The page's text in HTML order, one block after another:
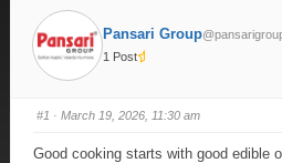
Pansari Group
1 Post
#1 · March 19, 2026, 11:30 am
Good cooking starts with good edible